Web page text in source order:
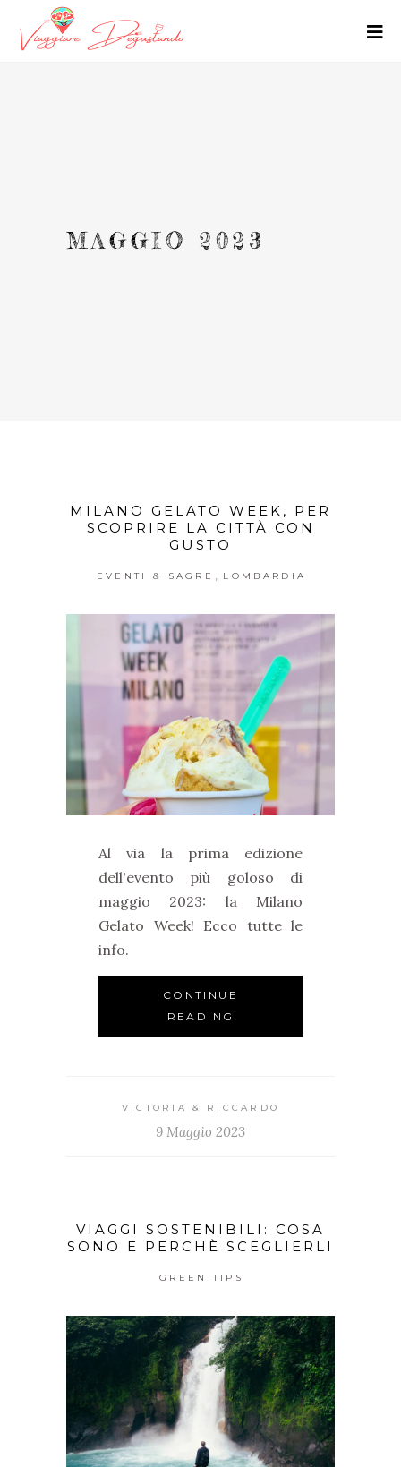
MAGGIO 2023
MILANO GELATO WEEK, PER
SCOPRIRE LA CITTÀ CON
GUSTO
EVENTI & SAGRE LOMBARDIA
Al via la prima edizione
dell'evento più goloso di
maggio 2023: la Milano
Gelato Week! Ecco tutte le
info.
CONTINUE
READING
VICTORIA & RICCARDO
9 Maggio 2023
VIAGGI SOSTENIBILI: COSA
SONO E PERCHÈ SCEGLIERLI
GREEN TIPS